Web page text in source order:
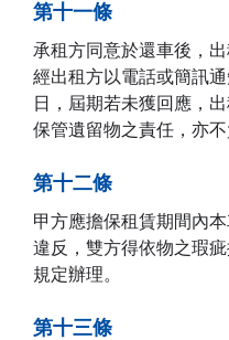
第十一條
承租方同意於還車後，
經出租方以電話或簡訊
日，屆期若未獲回應，
保管遺留物之責任，亦不
第十二條
甲方應擔保租賃期間內
違反，雙方得依物之瑕
規定辦理。
第十三條